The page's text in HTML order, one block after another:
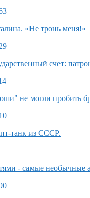
«Не тронь меня!»
счет:
не могли пробить
танк из СССР.
- самые